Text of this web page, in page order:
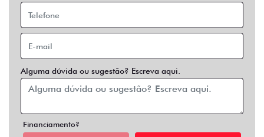
Alguma dúvida ou sugestão? Escreva aqui.
Financiamento?